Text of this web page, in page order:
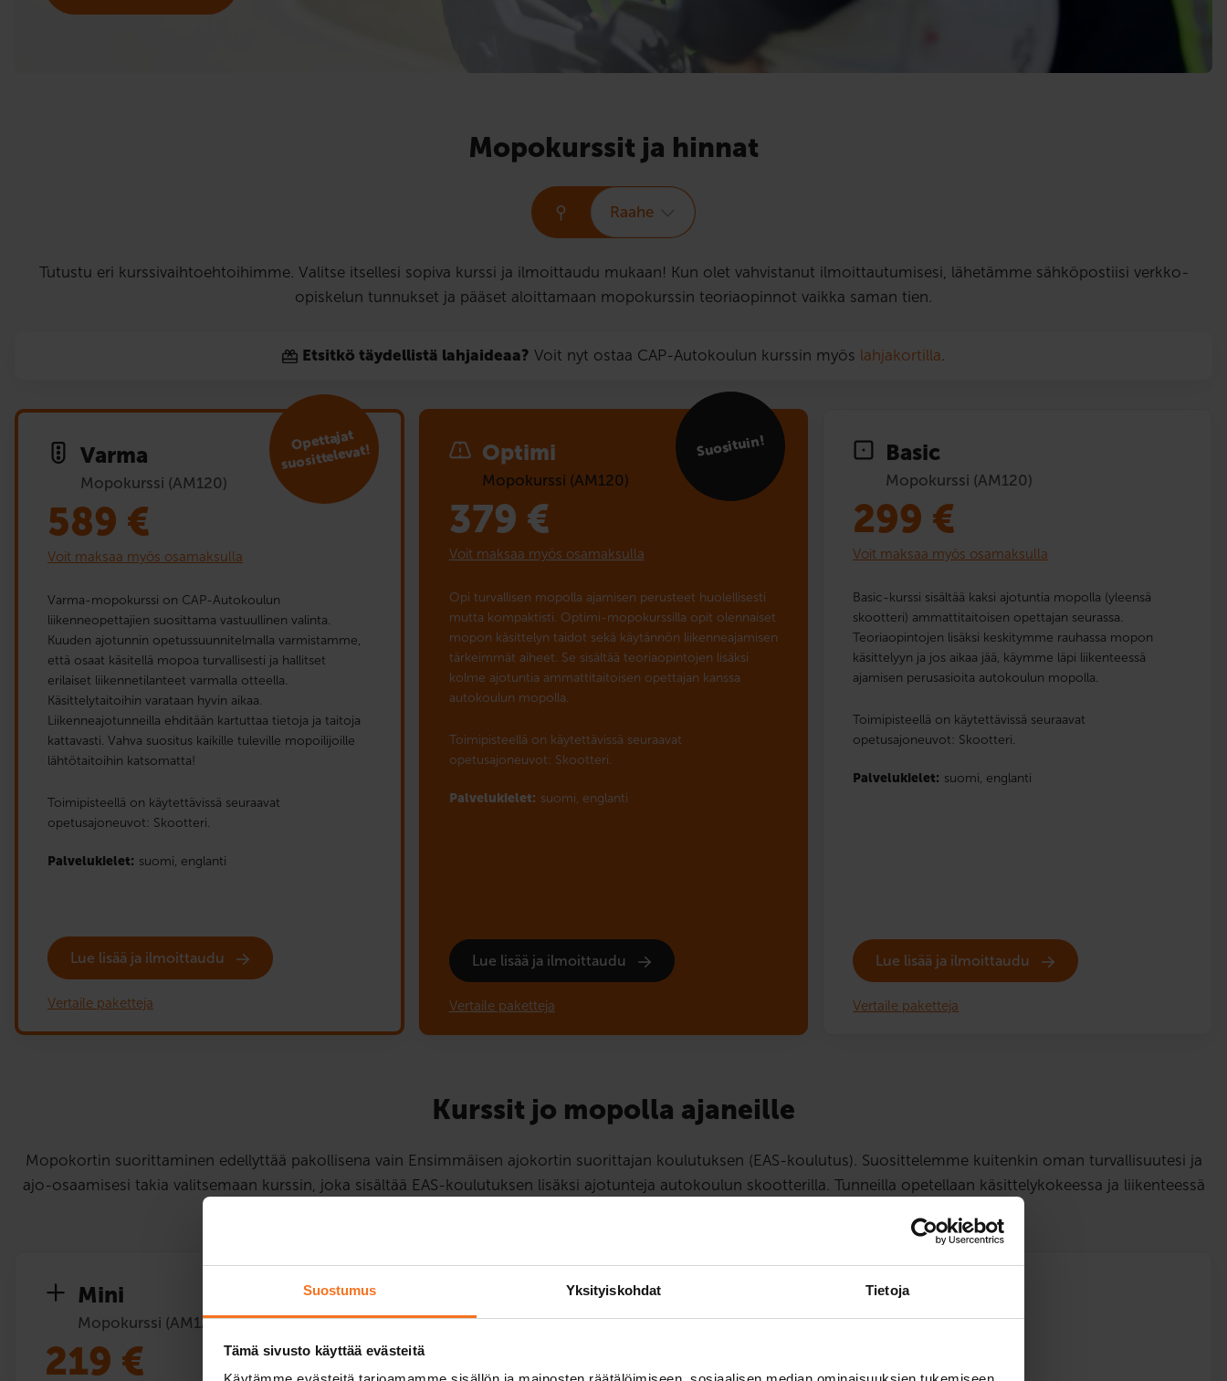
Suostumus Yksityiskohdat Tietoja
Tämä sivusto käyttää evästeitä
Mopokurssit ja hinnat
Raahe
Tutustu eri kurssivaihtoehtoihimme. Valitse itsellesi sopiva kurssi ja ilmoittaudu mukaan! Kun olet vahvistanut ilmoittautumisesi, lähetämme sähköpostiisi verkko-
opiskelun tunnukset ja pääset aloittamaan mopokurssin teoriaopinnot vaikka saman tien.
Etsitkö täydellistä lahjaideaa? Voit nyt ostaa CAP-Autokoulun kurssin myös lahjakortilla
Varma
Mopokurssi (AM120)
Opet­tajat
suosit­televat!
589 €
Voit maksaa myös osamaksulla
Varma-mopokurssi on CAP-Autokoulun
liikenneopettajien suosittama vastuullinen valinta.
Kuuden ajotunnin opetussuunnitelmalla varmistamme,
että osaat käsitellä mopoa turvallisesti ja hallitset
erilaiset liikennetilanteet varmalla otteella.
Käsittelytaitoihin varataan hyvin aikaa.
Liikenneajotunneilla ehditään kartuttaa tietoja ja taitoja
kattavasti. Vahva suositus kaikille tuleville mopoilijoille
lähtötaitoihin katsomatta!
Toimipisteellä on käytettävissä seuraavat
opetusajoneuvot: Skootteri.
Palvelukielet: suomi, englanti
Lue lisää ja ilmoittaudu
Vertaile paketteja
Optimi
Mopokurssi (AM120)
Suosituin!
379 €
Voit maksaa myös osamaksulla
Opi turvallisen mopolla ajamisen perusteet huolellisesti
mutta kompaktisti. Optimi-mopokurssilla opit olennaiset
mopon käsittelyn taidot sekä käytännön liikenneajamisen
tärkeimmät aiheet. Se sisältää teoriaopintojen lisäksi
kolme ajotuntia ammattitaitoisen opettajan kanssa
autokoulun mopolla.
Toimipisteellä on käytettävissä seuraavat
opetusajoneuvot: Skootteri.
Palvelukielet: suomi, englanti
Lue lisää ja ilmoittaudu
Vertaile paketteja
Basic
Mopokurssi (AM120)
299 €
Voit maksaa myös osamaksulla
Basic-kurssi sisältää kaksi ajotuntia mopolla (yleensä
skootteri) ammattitaitoisen opettajan seurassa.
Teoriaopintojen lisäksi keskitymme rauhassa mopon
käsittelyyn ja jos aikaa jää, käymme läpi liikenteessä
ajamisen perusasioita autokoulun mopolla.
Toimipisteellä on käytettävissä seuraavat
opetusajoneuvot: Skootteri.
Palvelukielet: suomi, englanti
Lue lisää ja ilmoittaudu
Vertaile paketteja
Kurssit jo mopolla ajaneille
Mopokortin suorittaminen edellyttää pakollisena vain Ensimmäisen ajokortin suorittajan koulutuksen (EAS-koulutus). Suosittelemme kuitenkin oman turvallisuutesi ja
ajo-osaamisesi takia valitsemaan kurssin, joka sisältää EAS-koulutuksen lisäksi ajotunteja autokoulun skootterilla. Tunneilla opetellaan käsittelykokeessa ja liikenteessä
Mini
Mopokurssi (AM120)
219 €
Mopokurssi (AM120)
€